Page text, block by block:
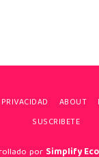
ABOUT
SUSCRIBETE
por Simplify